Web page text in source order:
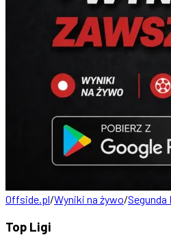
Offside.pl/Wyniki na żywo/Segunda
Top Ligi